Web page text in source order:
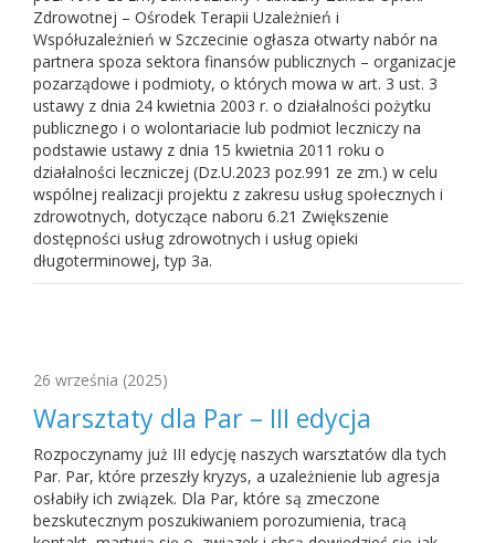
Zdrowotnej – Ośrodek Terapii Uzależnień i
Współuzależnień w Szczecinie ogłasza otwarty nabór na
partnera spoza sektora finansów publicznych – organizacje
pozarządowe i podmioty, o których mowa w art. 3 ust. 3
ustawy z dnia 24 kwietnia 2003 r. o działalności pożytku
publicznego i o wolontariacie lub podmiot leczniczy na
podstawie ustawy z dnia 15 kwietnia 2011 roku o
działalności leczniczej (Dz.U.2023 poz.991 ze zm.) w celu
wspólnej realizacji projektu z zakresu usług społecznych i
zdrowotnych, dotyczące naboru 6.21 Zwiększenie
dostępności usług zdrowotnych i usług opieki
długoterminowej, typ 3a.
26 września (2025)
Warsztaty dla Par – III edycja
Rozpoczynamy już III edycję naszych warsztatów dla tych
Par. Par, które przeszły kryzys, a uzależnienie lub agresja
osłabiły ich związek. Dla Par, które są zmeczone
bezskutecznym poszukiwaniem porozumienia, tracą